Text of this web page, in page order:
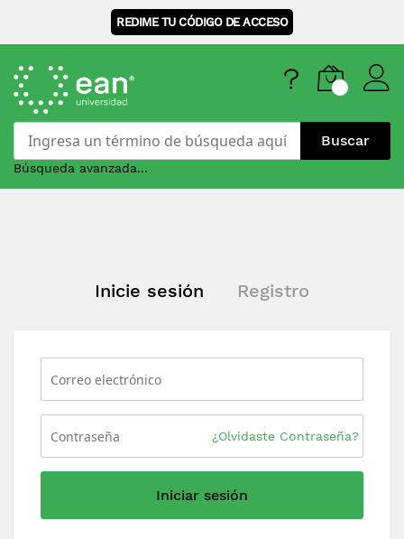
REDIME TU CÓDIGO DE ACCESO
Buscar
Búsqueda avanzada...
Inicie sesión Registro
¿Olvidaste Contraseña?
Iniciar sesión